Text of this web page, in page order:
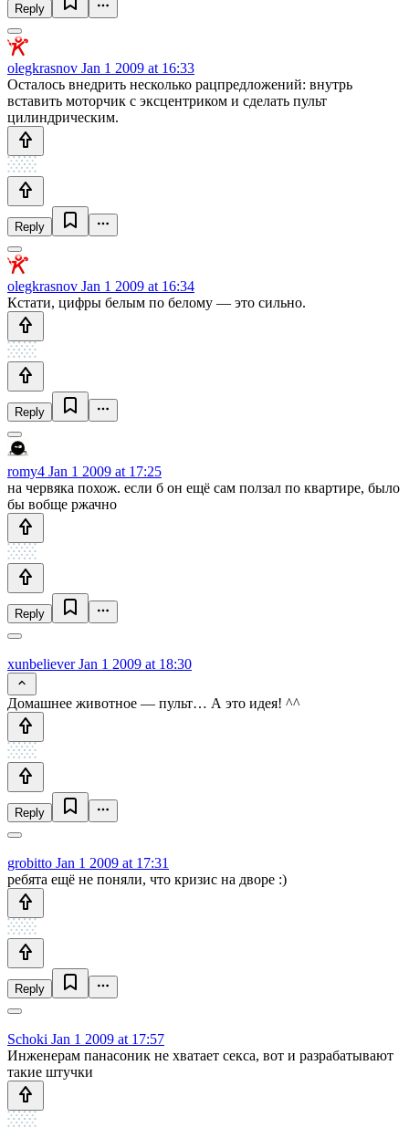
Reply
olegkrasnov Jan 1 2009 at 16:33
Осталось внедрить несколько рацпредложений: внутрь
вставить моторчик с эксцентриком и сделать пульт
цилиндрическим.
Reply
olegkrasnov Jan 1 2009 at 16:34
Кстати, цифры белым по белому — это сильно.
Reply
romy4 Jan 1 2009 at 17:25
на червяка похож. если б он ещё сам ползал по квартире, было
бы вобще ржачно
Reply
xunbelieverJan 1 2009 at 18:30
Домашнее животное — пульт… А это идея! ^^
Reply
grobitto Jan 1 2009 at 17:31
ребята ещё не поняли, что кризис на дворе :)
Reply
Schoki Jan 1 2009 at 17:57
Инженерам панасоник не хватает секса, вот и разрабатывают
такие штучки